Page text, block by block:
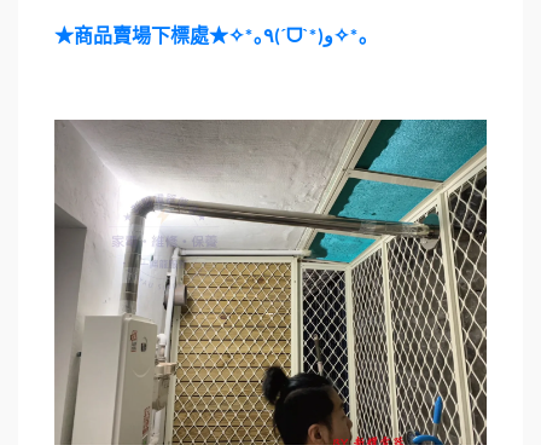
★商品賣場下標處★✧*｡ ٩(ˊᗜˋ *)و✧*｡